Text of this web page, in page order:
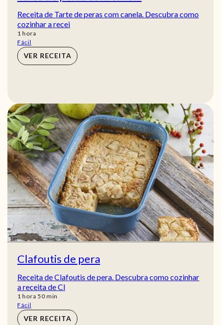
Receita de Tarte de peras com canela. Descubra como
cozinhar a recei
1 hora
hora
Fácil
VER RECEITA
Clafoutis de pera
Receita de Clafoutis de pera. Descubra como cozinhar
a receita de Cl
1 hora
hora 50min
min
Fácil
VER RECEITA